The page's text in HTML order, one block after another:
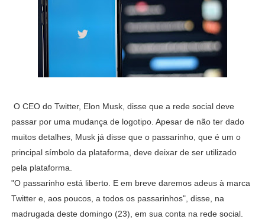
O CEO do Twitter, Elon Musk, disse que a rede social deve
passar por uma mudança de logotipo. Apesar de não ter dado
muitos detalhes, Musk já disse que o passarinho, que é um o
principal símbolo da plataforma, deve deixar de ser utilizado
pela plataforma.
"O passarinho está liberto. E em breve daremos adeus à marca
Twitter e, aos poucos, a todos os passarinhos", disse, na
madrugada deste domingo (23), em sua conta na rede social.